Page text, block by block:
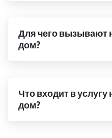
Для чего вызывают
дом?
Что входит в услугу
дом?